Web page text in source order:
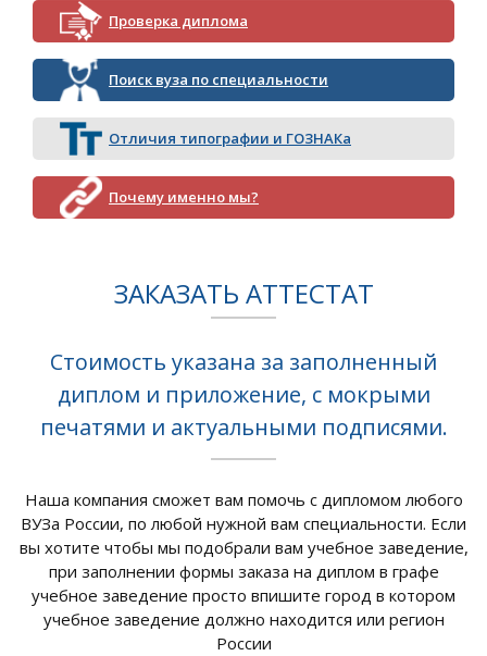
Проверка диплома
Поиск вуза по специальности
Отличия типографии и ГОЗНАКа
Почему именно мы?
ЗАКАЗАТЬ АТТЕСТАТ
Стоимость указана за заполненный
диплом и приложение, с мокрыми
печатями и актуальными подписями.
Наша компания сможет вам помочь с дипломом любого
ВУЗа России, по любой нужной вам специальности. Если
вы хотите чтобы мы подобрали вам учебное заведение,
при заполнении формы заказа на диплом в графе
учебное заведение просто впишите город в котором
учебное заведение должно находится или регион
России